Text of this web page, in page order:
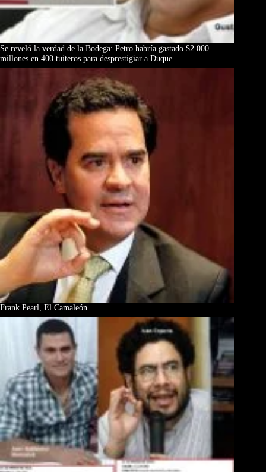
Se reveló la verdad de la Bodega: Petro habría gastado $2.000
millones en 400 tuiteros para desprestigiar a Duque
Frank Pearl, El Camaleón